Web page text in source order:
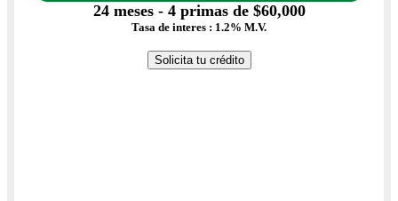
24 meses - 4 primas de $60,000
Tasa de interes : 1.2% M.V.
Solicita tu crédito